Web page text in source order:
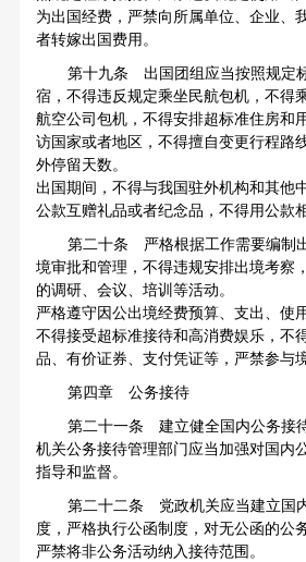
为出国经费，严禁向所属单位、企业、
者转嫁出国费用。
第十九条 出国团组应当按照规定
宿，不得违反规定乘坐民航包机，不得
航空公司包机，不得安排超标准住房和
访国家或者地区，不得擅自变更行程路
外停留天数。
出国期间，不得与我国驻外机构和其他
公款互赠礼品或者纪念品，不得用公款
第二十条 严格根据工作需要编制
境审批和管理，不得违规安排出境考察
的调研、会议、培训等活动。
严格遵守因公出境经费预算、支出、使
不得接受超标准接待和高消费娱乐，不
品、有价证券、支付凭证等，严禁参与
第四章 公务接待
第二十一条 建立健全国内公务接
机关公务接待管理部门应当加强对国内
指导和监督。
第二十二条 党政机关应当建立国
度，严格执行公函制度，对无公函的公
严禁将非公务活动纳入接待范围。